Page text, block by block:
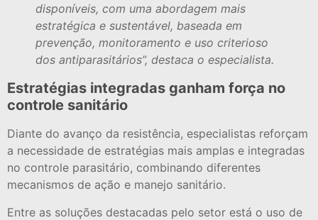
disponíveis, com uma abordagem mais
estratégica e sustentável, baseada em
prevenção, monitoramento e uso criterioso
dos antiparasitários”, destaca o especialista.
Estratégias integradas ganham força no
controle sanitário
Diante do avanço da resistência, especialistas reforçam
a necessidade de estratégias mais amplas e integradas
no controle parasitário, combinando diferentes
mecanismos de ação e manejo sanitário.
Entre as soluções destacadas pelo setor está o uso de